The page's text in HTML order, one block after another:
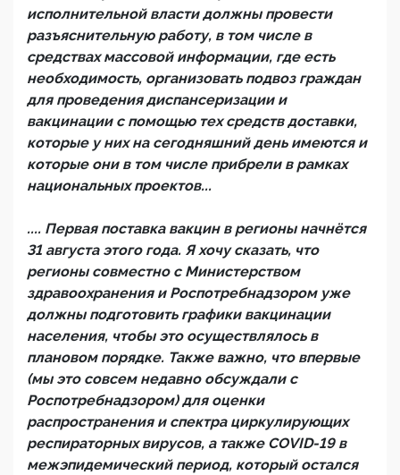
исполнительной власти должны провести
разъяснительную работу, в том числе в
средствах массовой информации, где есть
необходимость, организовать подвоз граждан
для проведения диспансеризации и
вакцинации с помощью тех средств доставки,
которые у них на сегодняшний день имеются и
которые они в том числе прибрели в рамках
национальных проектов...
.... Первая поставка вакцин в регионы начнётся
31 августа этого года. Я хочу сказать, что
регионы совместно с Министерством
здравоохранения и Роспотребнадзором уже
должны подготовить графики вакцинации
населения, чтобы это осуществлялось в
плановом порядке. Также важно, что впервые
(мы это совсем недавно обсуждали с
Роспотребнадзором) для оценки
распространения и спектра циркулирующих
респираторных вирусов, а также COVID-19 в
межэпидемический период, который остался